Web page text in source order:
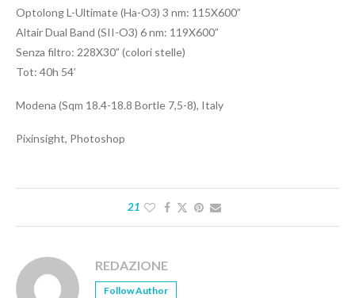
Optolong L-Ultimate (Ha-O3) 3 nm: 115X600”
Altair Dual Band (SII-O3) 6 nm: 119X600”
Senza filtro: 228X30” (colori stelle)
Tot: 40h 54’
Modena (Sqm 18.4-18.8 Bortle 7,5-8), Italy
Pixinsight, Photoshop
21
REDAZIONE
Follow Author